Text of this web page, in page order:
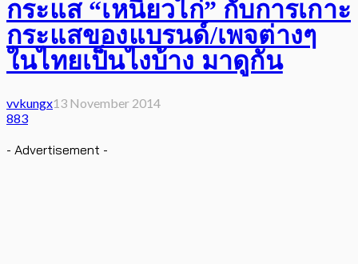
กระแส “เหนียวไก่” กับการเกาะ
กระแสของแบรนด์/เพจต่างๆ
ในไทยเป็นไงบ้าง มาดูกัน
vvkungx13 November 2014
883
- Advertisement -